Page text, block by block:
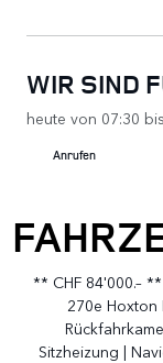
WIR SIND
heute von 07:30
Anrufen
** CHF 84'000.–
270e Hoxton
Sitzheizung |